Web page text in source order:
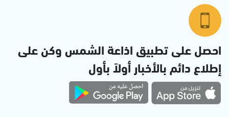
احصل على تطبيق اذاعة الشمس وكن على
إطلاع دائم بالأخبار أولاً بأول